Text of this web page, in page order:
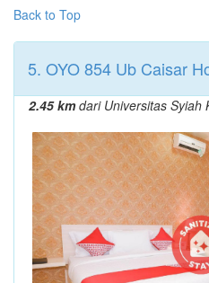
Back to Top
5. OYO 854 Ub Caisar
2.45 kmdari Universitas Syiah